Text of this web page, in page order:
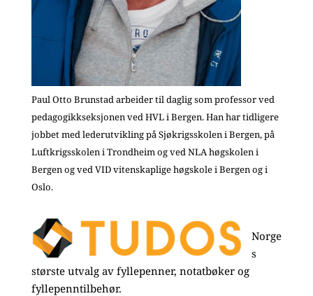
Paul Otto Brunstad arbeider til daglig som professor ved
pedagogikkseksjonen ved HVL i Bergen. Han har tidligere
jobbet med lederutvikling på Sjøkrigsskolen i Bergen, på
Luftkrigsskolen i Trondheim og ved NLA høgskolen i
Bergen og ved VID vitenskaplige høgskole i Bergen og i
Oslo.
Norge
s
største utvalg av fyllepenner, notatbøker og
fyllepenntilbehør.